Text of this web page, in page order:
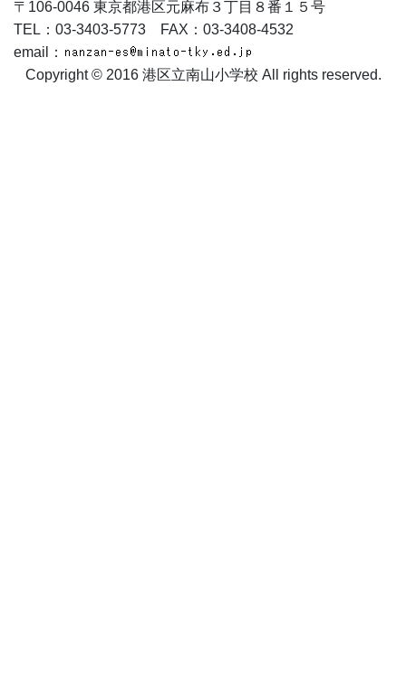
〒106-0046 東京都港区元麻布３丁目８番１５号
TEL：03-3403-5773 FAX：03-3408-4532
email：
Copyright © 2016 港区立南山小学校 All rights reserved.